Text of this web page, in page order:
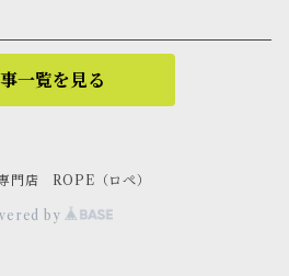
一覧を見る
門店 ROPE（ロペ）
by